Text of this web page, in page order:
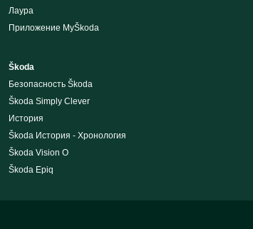
Лаура
Приложение MyŠkoda
Škoda
Безопасность Škoda
Škoda Simply Clever
История
Škoda История - Хронология
Škoda Vision O
Škoda Epiq